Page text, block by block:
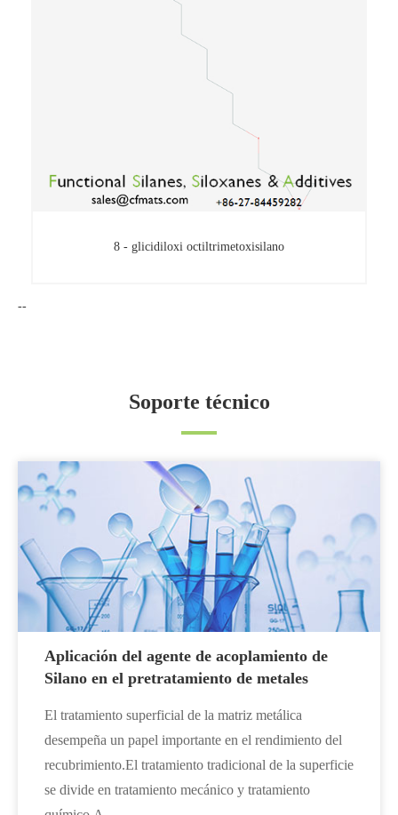
8 - glicidiloxi octiltrimetoxisilano
--
Soporte técnico
Aplicación del agente de acoplamiento de
Silano en el pretratamiento de metales
El tratamiento superficial de la matriz metálica
desempeña un papel importante en el rendimiento del
recubrimiento.El tratamiento tradicional de la superficie
se divide en tratamiento mecánico y tratamiento